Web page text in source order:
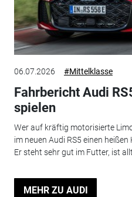
06.07.2026 #Mittelklasse
Fahrbericht Audi
spielen
Wer auf kräftig motorisierte
im neuen Audi RS5 einen
Er steht sehr gut im Futter, ist
MEHR ZU AUDI